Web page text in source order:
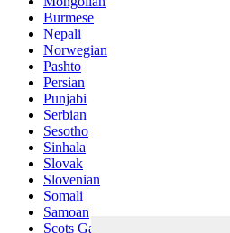
Burmese
Nepali
Norwegian
Pashto
Persian
Punjabi
Serbian
Sesotho
Sinhala
Slovak
Slovenian
Somali
Samoan
Scots Gaelic